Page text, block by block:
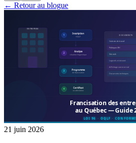
← Retour au blogue
21 juin 2026